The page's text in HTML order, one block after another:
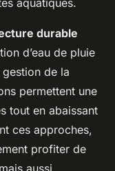
aquatiques.
durable
d’eau de pluie
de la
permettent une
tout en abaissant
ces approches,
profiter de